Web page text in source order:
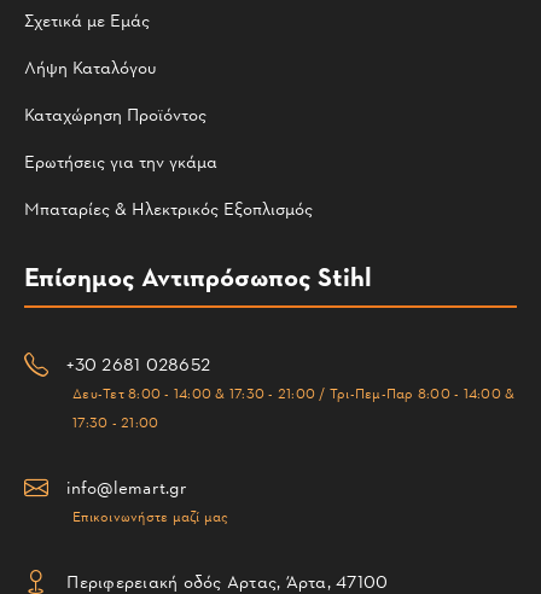
Σχετικά με Εμάς
Λήψη Καταλόγου
Καταχώρηση Προϊόντος
Ερωτήσεις για την γκάμα
Μπαταρίες & Ηλεκτρικός Εξοπλισμός
Επίσημος Αντιπρόσωπος Stihl
+30 2681 028652
Δευ-Τετ 8:00 - 14:00 & 17:30 - 21:00 / Τρι-Πεμ-Παρ 8:00 - 14:00 &
17:30 - 21:00
info@lemart.gr
Επικοινωνήστε μαζί μας
Περιφερειακή οδός Αρτας, Άρτα, 47100